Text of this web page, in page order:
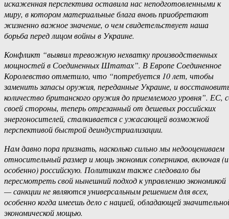
искаженная перспектива оставила нас неподготовленными к
миру, в котором материальные блага вновь приобретают
жизненно важное значение, о чем свидетельствует наша
борьба перед лицом войны в Украине.
Конфликт “выявил тревожную нехватку производственных
мощностей в Соединенных Штатах”. В Европе Соединенное
Королевство отметило, что “потребуется 10 лет, чтобы
заменить запасы оружия, переданные Украине, и
количество британского оружия до приемлемого уровня”. ЕС,
своей стороны, теперь отрезанный от дешевых российских
энергоносителей, сталкивается с ужасающей возможной
перспективой быстрой деиндустриализации.
Нам давно пора признать, насколько сильно мы недооцениваем
относительный размер и мощь экономик соперников, включая (и
особенно) российскую. Политикам также следовало бы
пересмотреть свой нынешний подход к управлению экономикой
— санкции не являются универсальным решением для всех,
особенно когда имеешь дело с нацией, обладающей
экономической мощью.